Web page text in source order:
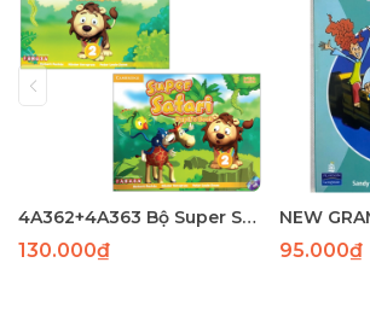
4A362+4A363 Bộ Super Safari 1( SB+WB)(97-82) laser
130.000₫
NEW
95.000₫